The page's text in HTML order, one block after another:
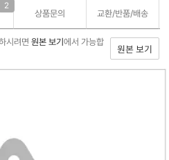
2
상품문의 교환/반품/배송
시려면원본 보기에서 가능합
원본 보기